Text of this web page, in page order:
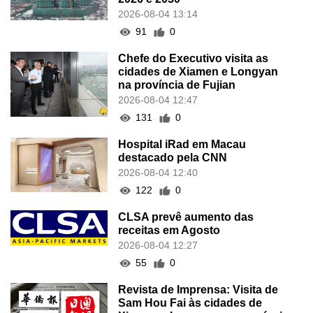
2026-08-04 13:14
91
0
Chefe do Executivo visita as
cidades de Xiamen e Longyan
na província de Fujian
2026-08-04 12:47
131
0
Hospital iRad em Macau
destacado pela CNN
2026-08-04 12:40
122
0
CLSA prevê aumento das
receitas em Agosto
2026-08-04 12:27
55
0
Revista de Imprensa: Visita de
Sam Hou Fai às cidades de